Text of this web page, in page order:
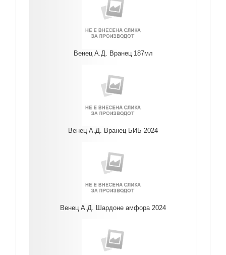
Венец А.Д. Вранец 187мл
Венец А.Д. Вранец БИБ 2024
Венец А.Д. Шардоне амфора 2024